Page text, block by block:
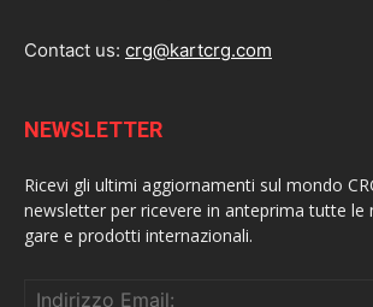
Contact us: crg@kartcrg.com
NEWSLETTER
Ricevi gli ultimi aggiornamenti sul mondo
newsletter per ricevere in anteprima tutte le
gare e prodotti internazionali.